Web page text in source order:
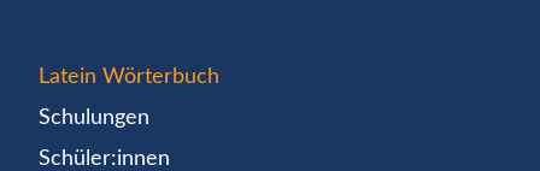
Latein Wörterbuch
Schulungen
Schüler:innen